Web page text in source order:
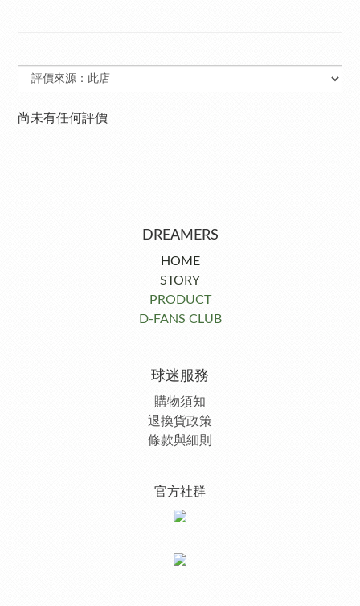
尚未有任何評價
DREAMERS
HOME
STORY
PRODUCT
D-FANS CLUB
球迷服務
購物須知
退換貨政策
條款與細則
官方社群